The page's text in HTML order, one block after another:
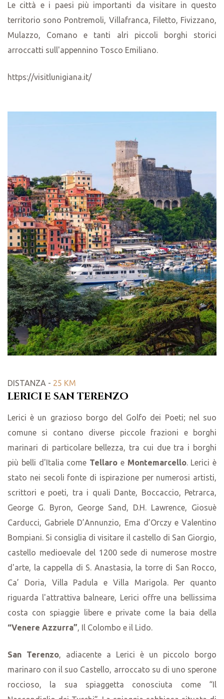
Le città e i paesi più importanti da visitare in questo
territorio sono Pontremoli, Villafranca, Filetto, Fivizzano,
Mulazzo, Comano e tanti alri piccoli borghi storici
arroccatti sull'appennino Tosco Emiliano.
https://visitlunigiana.it/
DISTANZA - 25 KM
LERICI E SAN TERENZO
Lerici è un grazioso borgo del Golfo dei Poeti; nel suo
comune si contano diverse piccole frazioni e borghi
marinari di particolare bellezza, tra cui due tra i borghi
più belli d'Italia come Tellaro e Montemarcello. Lerici è
stato nei secoli fonte di ispirazione per numerosi artisti,
scrittori e poeti, tra i quali Dante, Boccaccio, Petrarca,
George G. Byron, George Sand, D.H. Lawrence, Giosuè
Carducci, Gabriele D’Annunzio, Ema d’Orczy e Valentino
Bompiani. Si consiglia di visitare il castello di San Giorgio,
castello medioevale del 1200 sede di numerose mostre
d'arte, la cappella di S. Anastasia, la torre di San Rocco,
Ca’ Doria, Villa Padula e Villa Marigola. Per quanto
riguarda l'attrattiva balneare, Lerici offre una bellissima
costa con spiaggie libere e private come la baia della
“Venere Azzurra”, Il Colombo e il Lido.
San Terenzo, adiacente a Lerici è un piccolo borgo
marinaro con il suo Castello, arroccato su di uno sperone
roccioso, la sua spiaggetta conosciuta come “Il